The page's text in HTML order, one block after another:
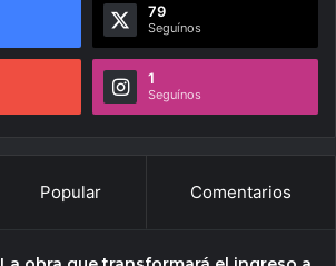
79
Seguínos
1
Seguínos
Popular Comentarios